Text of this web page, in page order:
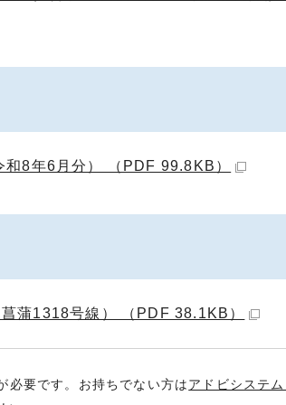
8年6月分） （PDF 99.8KB）
蒲1318号線） （PDF 38.1KB）
要です。お持ちでない方はアドビシステ